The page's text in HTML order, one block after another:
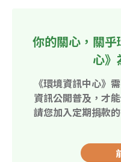
你的關心，關
心》
《環境資訊中心》
資訊公開普及，才
請您加入定期捐款